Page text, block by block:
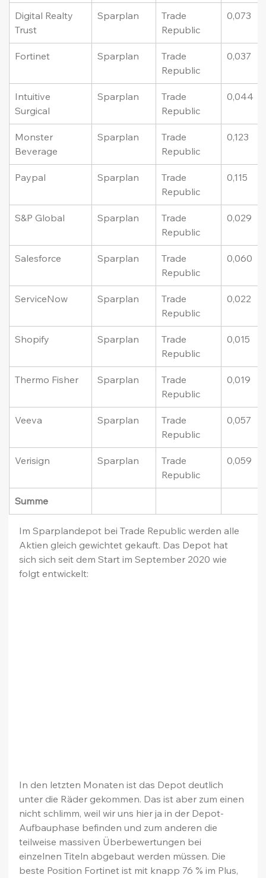
Digital Realty
Trust
Sparplan
Trade
Republic
0,073
Fortinet Sparplan
Trade
Republic
0,037
Intuitive
Surgical
Sparplan
Trade
Republic
0,044
Monster
Beverage
Sparplan
Trade
Republic
0,123
Paypal Sparplan
Trade
Republic
0,115
S&P Global Sparplan
Trade
Republic
0,029
Salesforce Sparplan
Trade
Republic
0,060
ServiceNow Sparplan
Trade
Republic
0,022
Shopify Sparplan
Trade
Republic
0,015
Thermo Fisher Sparplan
Trade
Republic
0,019
Veeva Sparplan
Trade
Republic
0,057
Verisign Sparplan
Trade
Republic
0,059
Summe
Im Sparplandepot bei Trade Republic werden alle
Aktien gleich gewichtet gekauft. Das Depot hat
sich sich seit dem Start im September 2020 wie
folgt entwickelt:
In den letzten Monaten ist das Depot deutlich
unter die Räder gekommen. Das ist aber zum einen
nicht schlimm, weil wir uns hier ja in der Depot-
Aufbauphase befinden und zum anderen die
teilweise massiven Überbewertungen bei
einzelnen Titeln abgebaut werden müssen. Die
beste Position Fortinet ist mit knapp 76 % im Plus,